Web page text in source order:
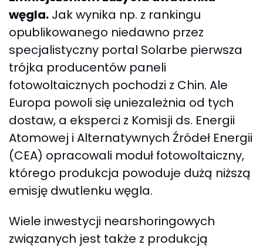
węgla. Jak wynika np. z rankingu
opublikowanego niedawno przez
specjalistyczny portal Solarbe pierwsza
trójka producentów paneli
fotowoltaicznych pochodzi z Chin. Ale
Europa powoli się uniezależnia od tych
dostaw, a eksperci z Komisji ds. Energii
Atomowej i Alternatywnych Źródeł Energii
(CEA) opracowali moduł fotowoltaiczny,
którego produkcja powoduje dużą niższą
emisję dwutlenku węgla.
Wiele inwestycji nearshoringowych
związanych jest także z produkcją